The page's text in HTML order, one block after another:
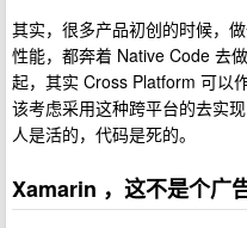
其实，很多产品初创的时候，
性能，都奔着 Native Code 去
起，其实 Cross Platform 可以
该考虑采用这种跨平台的去实
人是活的，代码是死的。
Xamarin ，这不是个广